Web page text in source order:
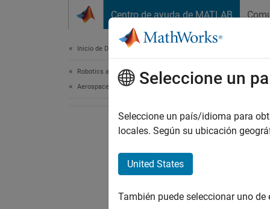
Centro de ayuda de MATLAB
Inicio de Documentación
Robotics and Autonomous Systems
Aerospace and DefenseSeleccione un
Seleccione un país/idioma para
locales. Según su ubicación
United States
También puede seleccionar uno